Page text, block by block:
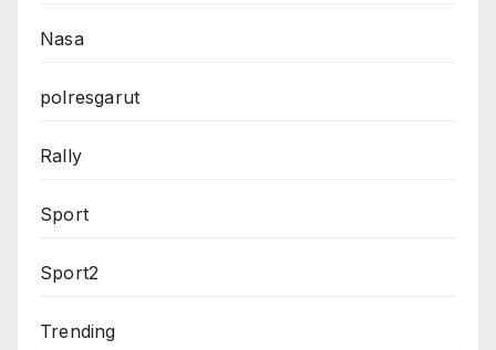
Nasa
polresgarut
Rally
Sport
Sport2
Trending